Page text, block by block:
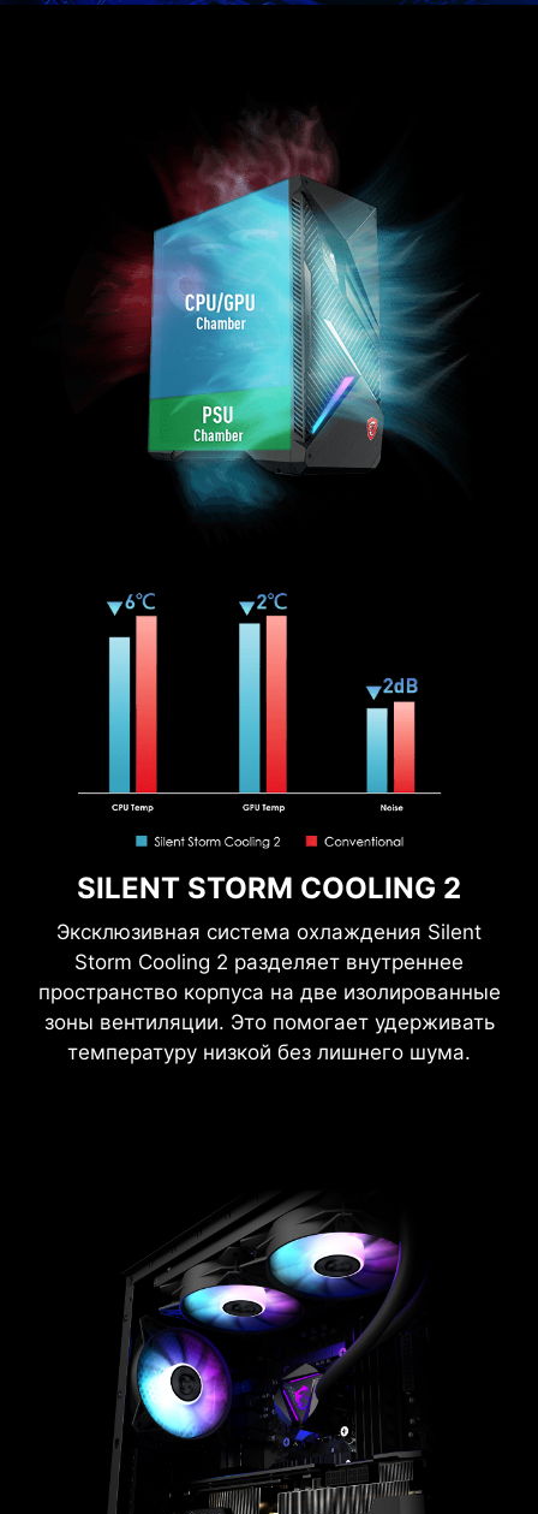
SILENT STORM COOLING 2
Эксклюзивная система охлаждения Silent
Storm Cooling 2 разделяет внутреннее
пространство корпуса на две изолированные
зоны вентиляции. Это помогает удерживать